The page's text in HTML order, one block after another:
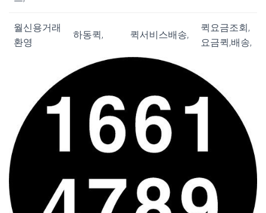
월신용거래
환영
하동퀵, 퀵서비스배송,
퀵요금조회,
요금퀵,배송,